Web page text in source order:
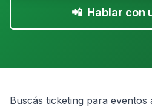
📲 Hablar con
Buscás ticketing para eventos